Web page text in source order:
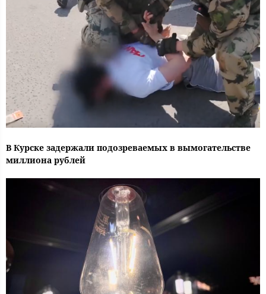
В Курске задержали подозреваемых в вымогательстве
миллиона рублей